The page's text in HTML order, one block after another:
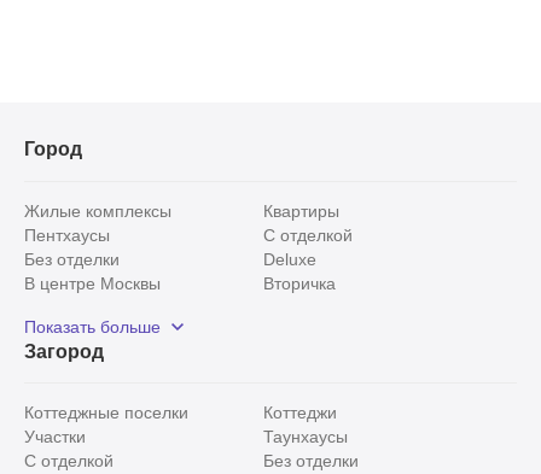
Город
Жилые комплексы
Квартиры
Пентхаусы
С отделкой
Без отделки
Deluxe
В центре Москвы
Вторичка
Рядом с парком
С панорамными окнами
Показать больше
Загород
Коттеджные поселки
Коттеджи
Участки
Таунхаусы
С отделкой
Без отделки